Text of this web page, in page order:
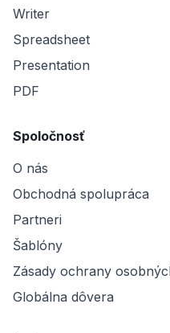
Writer
Spreadsheet
Presentation
PDF
Spoločnosť
O nás
Obchodná spolupráca
Partneri
Šablóny
Zásady ochrany
Globálna dôvera